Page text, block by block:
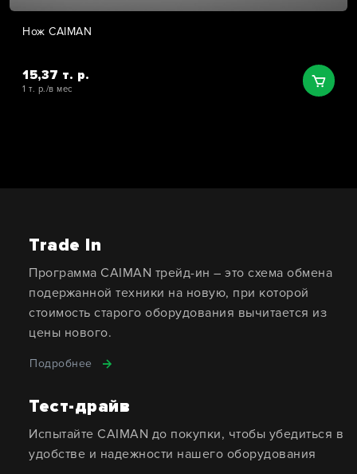
Нож CAIMAN
15,37 т. р.
1 т. р./в мес
Trade In
Программа CAIMAN трейд-ин – это схема обмена
подержанной техники на новую, при которой
стоимость старого оборудования вычитается из
цены нового.
Подробнее
Тест-драйв
Испытайте CAIMAN до покупки, чтобы убедиться в
удобстве и надежности нашего оборудования